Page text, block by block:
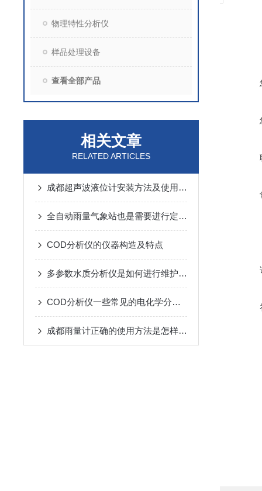
物理特性分析仪
样品处理设备
查看全部产品
相关文章
RELATED ARTICLES
成都超声波液位计安装方法及使用注意事项
全自动雨量气象站也是需要进行定期保养的
COD分析仪的仪器构造及特点
多参数水质分析仪是如何进行维护的呢？
COD分析仪一些常见的电化学分析的方法和原理
成都雨量计正确的使用方法是怎样的呢？